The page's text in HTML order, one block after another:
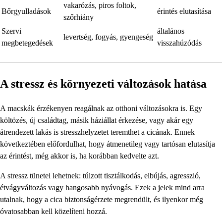
Bőrgyulladások
vakarózás, piros foltok,
szőrhiány
érintés elutasítása
Szervi
megbetegedések
levertség, fogyás, gyengeség
általános
visszahúzódás
A stressz és környezeti változások hatása
A macskák érzékenyen reagálnak az otthoni változásokra is. Egy
költözés, új családtag, másik háziállat érkezése, vagy akár egy
átrendezett lakás is stresszhelyzetet teremthet a cicának. Ennek
következtében előfordulhat, hogy átmenetileg vagy tartósan elutasítja
az érintést, még akkor is, ha korábban kedvelte azt.
A stressz tünetei lehetnek: túlzott tisztálkodás, elbújás, agresszió,
étvágyváltozás vagy hangosabb nyávogás. Ezek a jelek mind arra
utalnak, hogy a cica biztonságérzete megrendült, és ilyenkor még
óvatosabban kell közelíteni hozzá.